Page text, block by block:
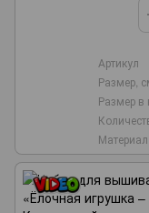
Артикул
Размер,
Размер в
Материал